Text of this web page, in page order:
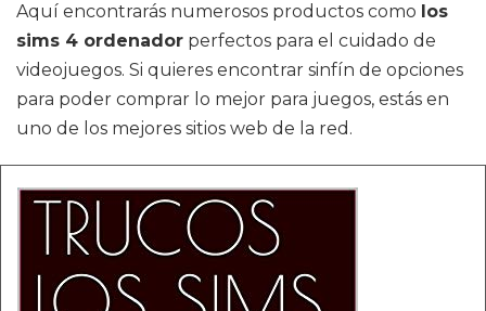
Aquí encontrarás numerosos productos como los
sims 4 ordenador perfectos para el cuidado de
videojuegos. Si quieres encontrar sinfín de opciones
para poder comprar lo mejor para juegos, estás en
uno de los mejores sitios web de la red.